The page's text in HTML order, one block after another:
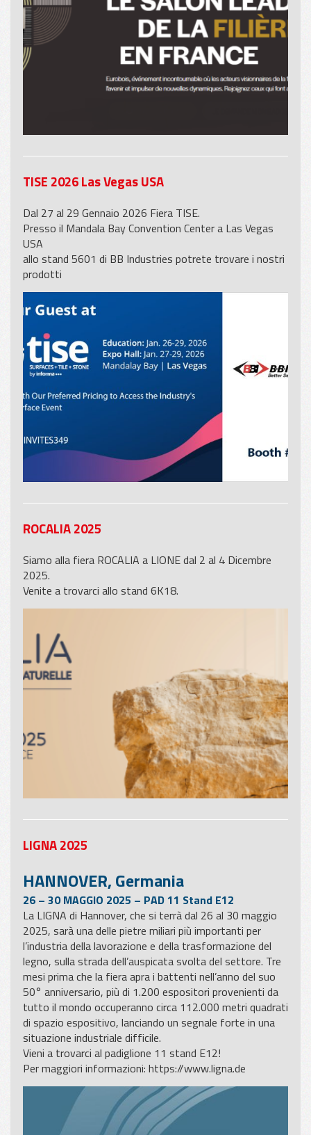
TISE 2026 Las Vegas USA
Dal 27 al 29 Gennaio 2026 Fiera TISE.
Presso il Mandala Bay Convention Center a Las Vegas
USA
allo stand 5601 di BB Industries potrete trovare i nostri
prodotti
ROCALIA 2025
Siamo alla fiera ROCALIA a LIONE dal 2 al 4 Dicembre
2025.
Venite a trovarci allo stand 6K18.
LIGNA 2025
HANNOVER, Germania
26 – 30 MAGGIO 2025 – PAD 11 Stand E12
La LIGNA di Hannover, che si terrà dal 26 al 30 maggio
2025, sarà una delle pietre miliari più importanti per
l’industria della lavorazione e della trasformazione del
legno, sulla strada dell’auspicata svolta del settore. Tre
mesi prima che la fiera apra i battenti nell’anno del suo
50° anniversario, più di 1.200 espositori provenienti da
tutto il mondo occuperanno circa 112.000 metri quadrati
di spazio espositivo, lanciando un segnale forte in una
situazione industriale difficile.
Vieni a trovarci al padiglione 11 stand E12!
Per maggiori informazioni: https://www.ligna.de